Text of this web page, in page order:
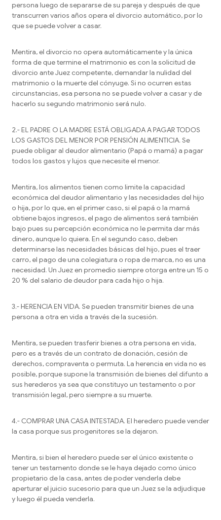
persona luego de separarse de su pareja y después de que
transcurren varios años opera el divorcio automático, por lo
que se puede volver a casar.
Mentira, el divorcio no opera automáticamente y la única
forma de que termine el matrimonio es con la solicitud de
divorcio ante Juez competente, demandar la nulidad del
matrimonio o la muerte del cónyuge. Si no ocurren estas
circunstancias, esa persona no se puede volver a casar y de
hacerlo su segundo matrimonio será nulo.
2.- EL PADRE O LA MADRE ESTÁ OBLIGADA A PAGAR TODOS
LOS GASTOS DEL MENOR POR PENSIÓN ALIMENTICIA. Se
puede obligar al deudor alimentario (Papá o mamá) a pagar
todos los gastos y lujos que necesite el menor.
Mentira, los alimentos tienen como limite la capacidad
económica del deudor alimentario y las necesidades del hijo
o hija, por lo que, en el primer caso, si el papá o la mamá
obtiene bajos ingresos, el pago de alimentos será también
bajo pues su percepción económica no le permita dar más
dinero, aunque lo quiera. En el segundo caso, deben
determinarse las necesidades básicas del hijo, pues el traer
carro, el pago de una colegiatura o ropa de marca, no es una
necesidad. Un Juez en promedio siempre otorga entre un 15 o
20 % del salario de deudor para cada hijo o hija.
3.- HERENCIA EN VIDA. Se pueden transmitir bienes de una
persona a otra en vida a través de la sucesión.
Mentira, se pueden trasferir bienes a otra persona en vida,
pero es a través de un contrato de donación, cesión de
derechos, compraventa o permuta. La herencia en vida no es
posible, porque supone la transmisión de bienes del difunto a
sus herederos ya sea que constituyo un testamento o por
transmisión legal, pero siempre a su muerte.
4.- COMPRAR UNA CASA INTESTADA. El heredero puede vender
la casa porque sus progenitores se la dejaron.
Mentira, si bien el heredero puede ser el único existente o
tener un testamento donde se le haya dejado como único
propietario de la casa, antes de poder venderla debe
aperturar el juicio sucesorio para que un Juez se la adjudique
y luego él pueda venderla.